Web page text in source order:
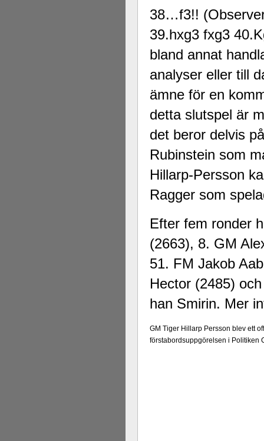
38…f3!!
39.hxg3 fxg3
bland annat
analyser eller till
ämne för en
detta slutspel är
det beror delvis
Rubinstein som
Hillarp-Persson
Ragger som
Efter fem ronder
(2663), 8. GM
51. FM Jakob
Hector (2485)
han Smirin. Mer
GM Tiger Hillarp Persson blev ett
förstabordsuppgörelsen i Politiken